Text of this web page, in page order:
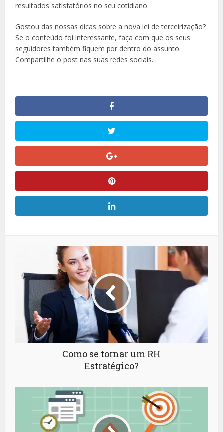
resultados satisfatórios no seu cotidiano.
Gostou das nossas dicas sobre a nova lei de terceirização?
Se o conteúdo foi interessante, faça com que os seus
seguidores também fiquem por dentro do assunto.
Compartilhe o post nas suas redes sociais.
Como se tornar um RH
Estratégico?